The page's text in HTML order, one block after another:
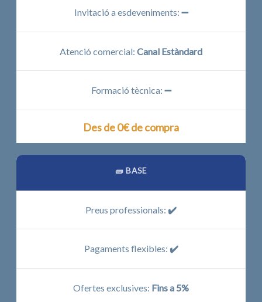
Invitació a esdeveniments: ➖
Atenció comercial: Canal Estàndard
Formació tècnica: ➖
Des de 0€ de compra
🧱 BASE
Preus professionals: ✔️
Pagaments flexibles: ✔️
Ofertes exclusives: Fins a 5%